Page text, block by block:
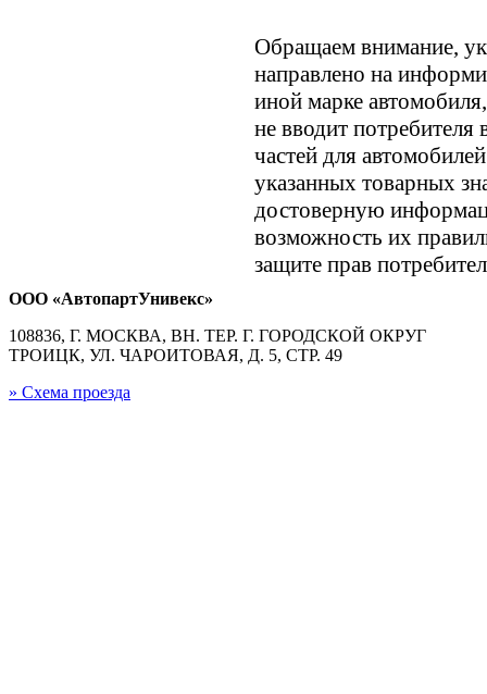
Обращаем внимание,
направлено на
иной марке
не вводит
частей для
указанных товарных
достоверную
возможность их
защите прав
ООО «АвтопартУнивекс»
108836, Г. МОСКВА, ВН. ТЕР. Г. ГОРОДСКОЙ ОКРУГ
ТРОИЦК, УЛ. ЧАРОИТОВАЯ, Д. 5, СТР. 49
» Схема проезда